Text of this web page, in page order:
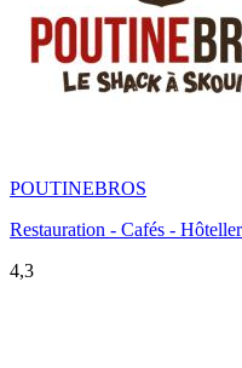
POUTINEBROS
Restauration - Cafés -
4,3